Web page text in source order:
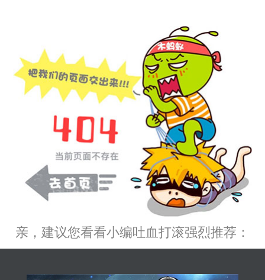
亲，建议您看看小编吐血打滚强烈推荐：